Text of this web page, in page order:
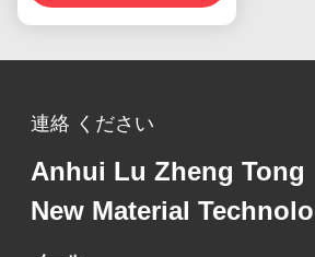
連絡 ください
Anhui Lu Zheng Tong
New Material